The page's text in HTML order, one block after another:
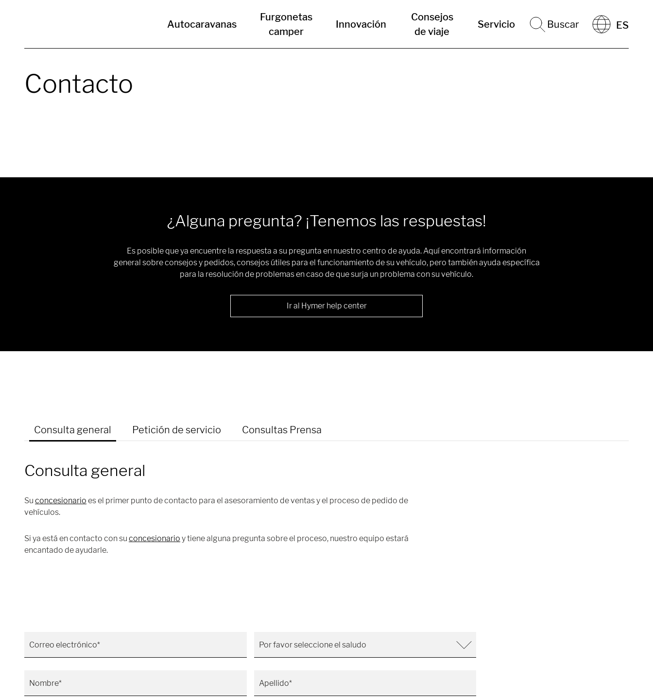
Autocaravanas
Furgonetas
camper
Innovación
Consejos
de viaje
Servicio Buscar ES
Contacto
¿Alguna pregunta? ¡Tenemos las respuestas!
Es posible que ya encuentre la respuesta a su pregunta en nuestro centro de ayuda. Aquí encontrará información
general sobre consejos y pedidos, consejos útiles para el funcionamiento de su vehículo, pero también ayuda específica
para la resolución de problemas en caso de que surja un problema con su vehículo.
Ir al Hymer help center
Consulta general Petición de servicio Consultas Prensa
Consulta general
Su concesionario es el primer punto de contacto para el asesoramiento de ventas y el proceso de pedido de
vehículos.
Si ya está en contacto con su concesionario y tiene alguna pregunta sobre el proceso, nuestro equipo estará
encantado de ayudarle.